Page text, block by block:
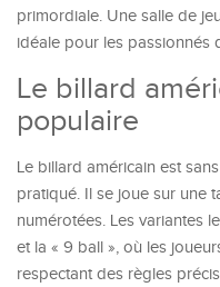
primordiale. Une salle de
idéale pour les passionnés
Le billard
populaire
Le billard américain est
pratiqué. Il se joue sur une
numérotées. Les variantes
et la « 9 ball », où les
respectant des règles